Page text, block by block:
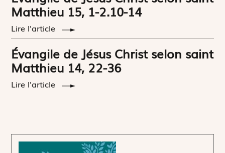
Matthieu 15, 1-2.10-14
Lire l'article
Évangile de Jésus Christ selon saint
Matthieu 14, 22-36
Lire l'article